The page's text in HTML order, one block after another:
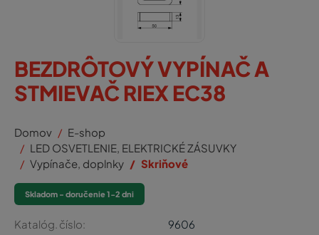
BEZDRÔTOVÝ VYPÍNAČ A
STMIEVAČ RIEX EC38
Domov
E-shop
LED OSVETLENIE, ELEKTRICKÉ ZÁSUVKY
Vypínače, doplnky
Skriňové
Skladom - doručenie 1-2 dni
Katalóg. číslo:
9606